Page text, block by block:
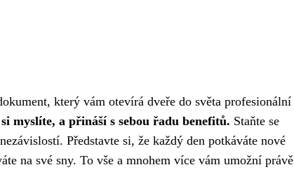
který vám otevírá dveře do světa profesionální
myslíte, a přináší s sebou řadu benefitů. Staňte se
Představte si, že každý den potkáváte nové
na své sny. To vše a mnohem více vám umožní právě